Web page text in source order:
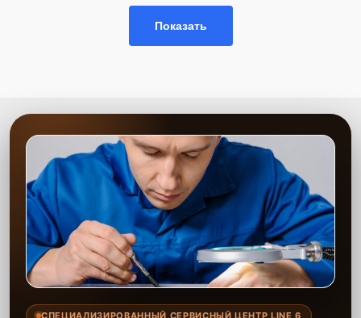
Показать
СПЕЦИАЛИЗИРОВАННЫЙ СЕРВИСНЫЙ ЦЕНТР LINE 6